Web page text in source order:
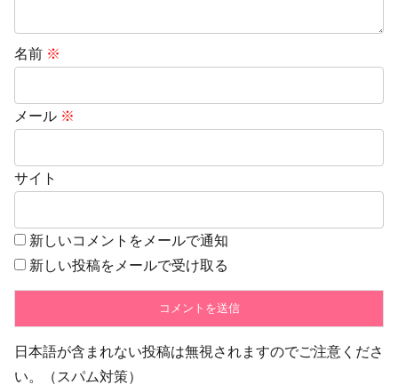
名前 ※
メール ※
サイト
新しいコメントをメールで通知
新しい投稿をメールで受け取る
日本語が含まれない投稿は無視されますのでご注意くださ
い。（スパム対策）